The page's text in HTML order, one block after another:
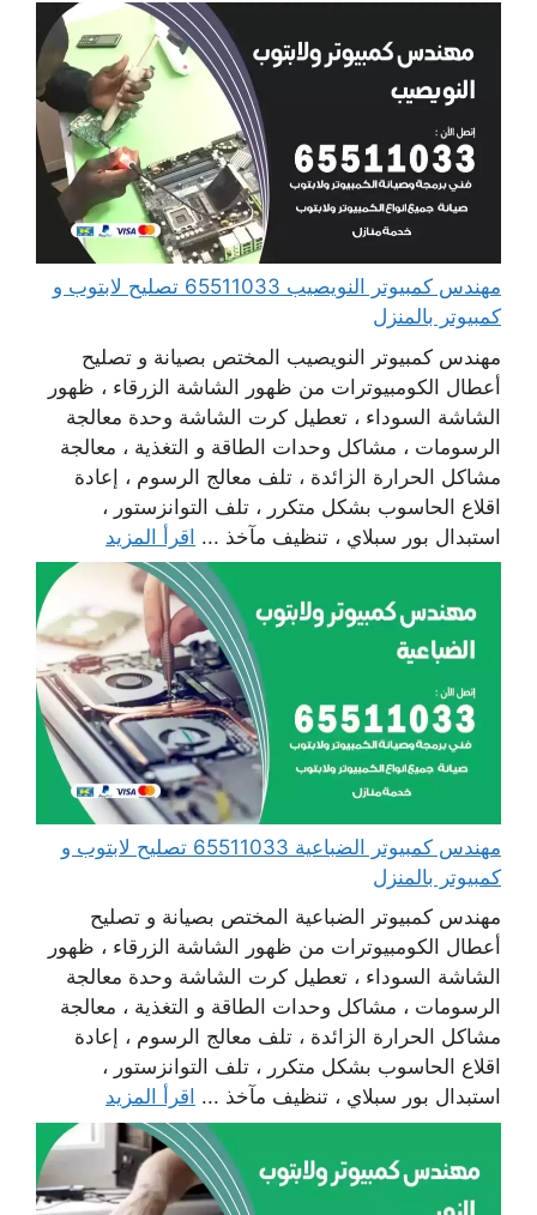
مهندس كمبيوتر النويصيب 65511033 تصليح لابتوب و
كمبيوتر بالمنزل
مهندس كمبيوتر النويصيب المختص بصيانة و تصليح
أعطال الكومبيوترات من ظهور الشاشة الزرقاء ، ظهور
الشاشة السوداء ، تعطيل كرت الشاشة وحدة معالجة
الرسومات ، مشاكل وحدات الطاقة و التغذية ، معالجة
مشاكل الحرارة الزائدة ، تلف معالج الرسوم ، إعادة
اقلاع الحاسوب بشكل متكرر ، تلف التوانزستور ،
استبدال بور سبلاي ، تنظيف مآخذ ... اقرأ المزيد
مهندس كمبيوتر الضباعية 65511033 تصليح لابتوب و
كمبيوتر بالمنزل
مهندس كمبيوتر الضباعية المختص بصيانة و تصليح
أعطال الكومبيوترات من ظهور الشاشة الزرقاء ، ظهور
الشاشة السوداء ، تعطيل كرت الشاشة وحدة معالجة
الرسومات ، مشاكل وحدات الطاقة و التغذية ، معالجة
مشاكل الحرارة الزائدة ، تلف معالج الرسوم ، إعادة
اقلاع الحاسوب بشكل متكرر ، تلف التوانزستور ،
استبدال بور سبلاي ، تنظيف مآخذ ... اقرأ المزيد